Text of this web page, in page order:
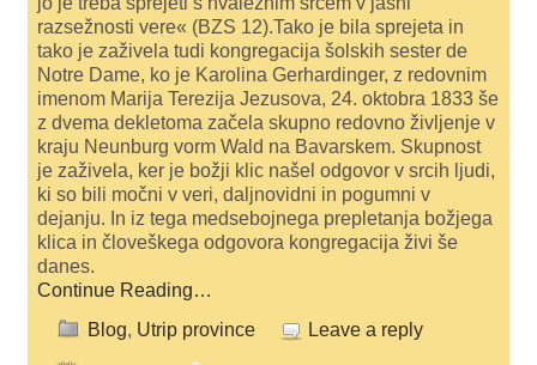
razsežnosti vere« (BZS 12).Tako je bila sprejeta in
tako je zaživela tudi kon­gregacija šolskih sester de
Notre Dame, ko je Karo­lina Gerhardinger, z redovnim
imenom Marija Te­rezija Jezusova, 24. oktobra 1833 še
z dvema dek­letoma začela skupno redovno življenje v
kraju Neunburg vorm Wald na Bavarskem. Skupnost
je zaživela, ker je božji klic našel odgovor v srcih ljudi,
ki so bili močni v veri, daljnovidni in pogumni v
dejanju. In iz tega medsebojnega prepletanja božjega
klica in človeškega odgovora kongregacija živi še
danes.
Continue Reading…
Blog, Utrip province Leave a reply